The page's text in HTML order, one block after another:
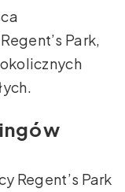
Park,
Regent’s Park